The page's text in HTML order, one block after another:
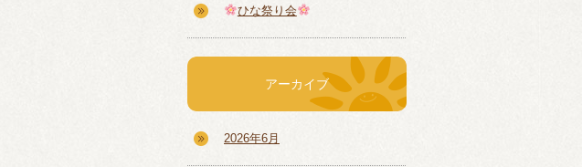
ひな祭り会
アーカイブ
2026年6月